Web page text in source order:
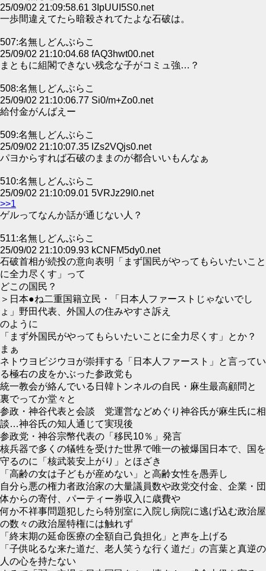
25/09/02 21:09:58.61 3IpUUI5S0.net
一歩間違えてたら暗殺されてたよな石破は。
507:名無しどんぶらこ
25/09/02 21:10:04.68 fAQ3hwt00.net
まともに組閣できない残念な子がコミュ強…？
508:名無しどんぶらこ
25/09/02 21:10:06.77 Si0/m+Zo0.net
給付金がんばえー
509:名無しどんぶらこ
25/09/02 21:10:07.35 lZs2VQjs0.net
パヨからすれば石破のままのが都合いいもんなぁ
510:名無しどんぶらこ
25/09/02 21:10:09.01 5VRJz29I0.net
>>1
ゲルってなんか話が通じない人？
511:名無しどんぶらこ
25/09/02 21:10:09.93 kCNFM5dy0.net
石破首相が続投の意向表明「まず国民がやってもらいたいこと
に全力尽くす」って
どこの国民？
＞日本●ね二重国籍立民・「日本人ファーストじゃないでし
ょ」野田代表、外国人の住みやすさ訴え
のように
「まず外国民がやってもらいたいことに全力尽くす」とか？
まぁ
ネトウヨビジウヨが崇拝する「日本人ファースト」と言ってい
る極右の皮をかぶった参政党も
統一教会が絡んでいる日韓トンネルの自民・麻生最高顧問と
裏でってか堂々と
参政・神谷代表と会談 党運営などめぐり神谷氏が麻生氏に相
談…神谷氏の知人通じて実現後
参政党・神谷宗幣代表の「移民10％」発言
核兵器で多くの犠牲を受けた世界で唯一の被爆国日本で、国を
守るのに「核武装安上がり」とほざき
「高齢の女は子どもが産めない」と高齢女性を愚弄し
自分ら悪の権力者政治家の大量議員数や政党交付金、企業・団
体からの寄付、パーティー券収入に歳費や
何か不祥事問題犯したら特別室に入院し病院に逃げ込む政治屋
の数々の政治屋特権には触れず
「終末期の延命医療の全額自己負担化」と声を上げる
「子供叱るな来た道だ、老人笑うな行く道だ」の言葉と真逆の
人の心を持たない